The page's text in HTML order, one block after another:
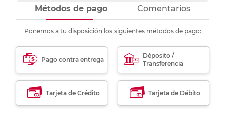
Métodos de pago Comentarios
Ponemos a tu disposición los siguientes métodos de pago:
Pago contra entrega
Déposito /
Transferencia
Tarjeta de Crédito Tarjeta de Débito